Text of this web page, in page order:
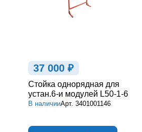
37 000 ₽
Стойка однорядная для
устан.6-и модулей L50-1-6
В наличииАрт. 3401001146